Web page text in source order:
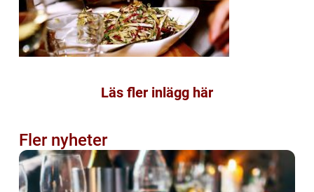
Läs fler inlägg här
Fler nyheter